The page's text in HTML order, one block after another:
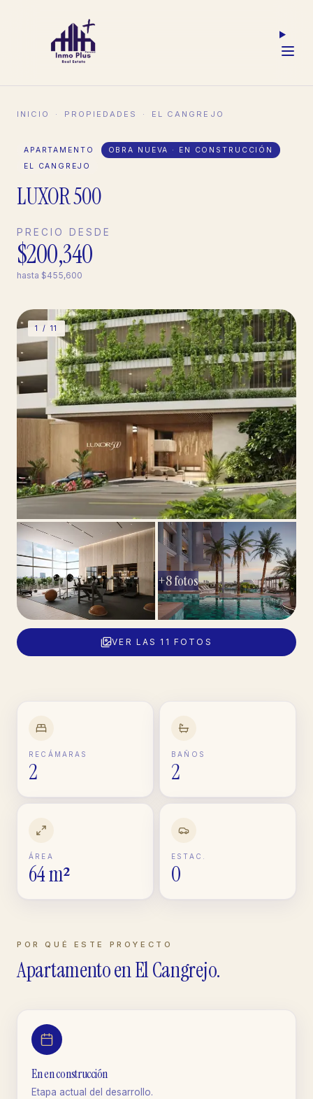
INICIO · PROPIEDADES · EL CANGREJO
APARTAMENTO
OBRA NUEVA · EN CONSTRUCCIÓN
EL CANGREJO
LUXOR 500
PRECIO DESDE
$200,340
hasta $455,600
1 / 11
+8fotos
VER LAS 11 FOTOS
RECÁMARAS
2
BAÑOS
2
ÁREA
64 m²
ESTAC.
0
POR QUÉ ESTE PROYECTO
ApartamentoenEl Cangrejo.
En en construcción
Etapa actual del desarrollo.